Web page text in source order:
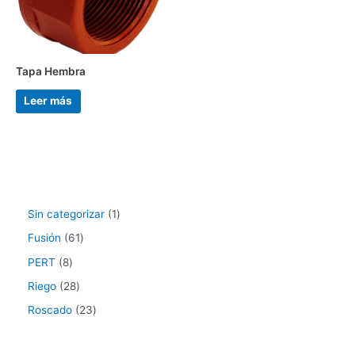
Tapa Hembra
Leer más
Sin categorizar 1
Fusión 61
PERT 8
Riego 28
Roscado 23